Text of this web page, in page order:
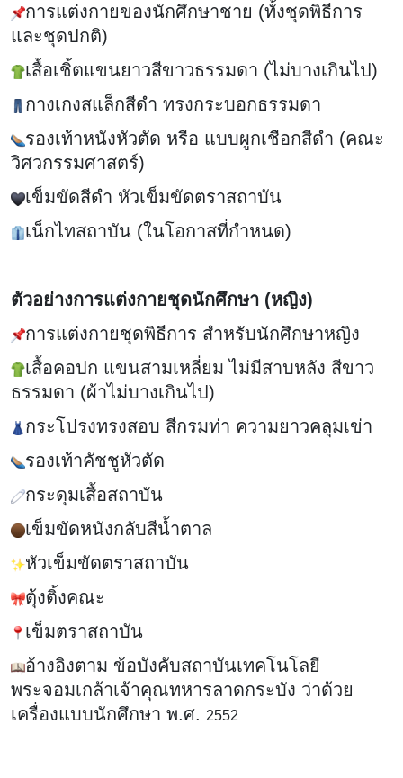
การแต่งกายของนักศึกษาชาย (ทั้งชุดพิธีการ
และชุดปกติ)
เสื้อเชิ้ตแขนยาวสีขาวธรรมดา (ไม่บางเกินไป)
กางเกงสแล็กสีดำ ทรงกระบอกธรรมดา
รองเท้าหนังหัวตัด หรือ แบบผูกเชือกสีดำ (คณะ
วิศวกรรมศาสตร์)
เข็มขัดสีดำ หัวเข็มขัดตราสถาบัน
เน็กไทสถาบัน (ในโอกาสที่กำหนด)
ตัวอย่างการแต่งกายชุดนักศึกษา (หญิง)
การแต่งกายชุดพิธีการ สำหรับนักศึกษาหญิง
เสื้อคอปก แขนสามเหลี่ยม ไม่มีสาบหลัง สีขาว
ธรรมดา (ผ้าไม่บางเกินไป)
กระโปรงทรงสอบ สีกรมท่า ความยาวคลุมเข่า
รองเท้าคัชชูหัวตัด
กระดุมเสื้อสถาบัน
เข็มขัดหนังกลับสีน้ำตาล
หัวเข็มขัดตราสถาบัน
ตุ้งติ้งคณะ
เข็มตราสถาบัน
อ้างอิงตาม ข้อบังคับสถาบันเทคโนโลยี
พระจอมเกล้าเจ้าคุณทหารลาดกระบัง ว่าด้วย
เครื่องแบบนักศึกษา พ.ศ. 2552